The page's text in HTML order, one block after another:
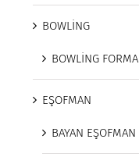
BOWLİNG
BOWLİNG FORMA
EŞOFMAN
BAYAN EŞOFMAN